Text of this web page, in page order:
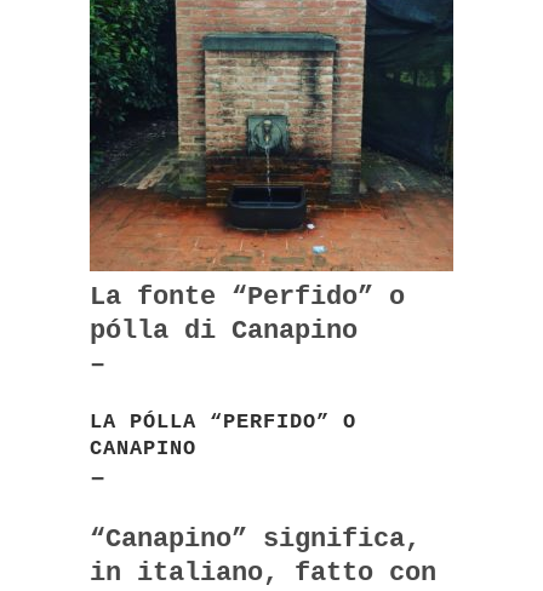
La fonte “Perfido” o
pólla di Canapino
–
LA PÓLLA “PERFIDO” O
CANAPINO
–
“Canapino” significa,
in italiano, fatto con